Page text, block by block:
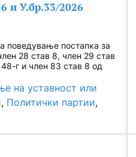
и У.бр.33/2026
поведување постапка за
28 став 8, член 29 став
г и член 83 став 8 од
на уставност или
, Политички партии